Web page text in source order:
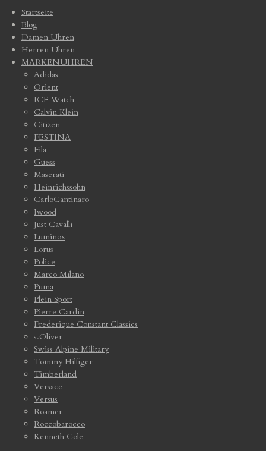
Startseite
Blog
Damen Uhren
Herren Uhren
MARKENUHREN
Adidas
Orient
ICE Watch
Calvin Klein
Citizen
FESTINA
Fila
Guess
Maserati
Heinrichssohn
CarloCantinaro
Iwood
Just Cavalli
Luminox
Lorus
Police
Marco Milano
Puma
Plein Sport
Pierre Cardin
Frederique Constant Classics
s.Oliver
Swiss Alpine Military
Tommy Hilfiger
Timberland
Versace
Versus
Roamer
Roccobarocco
Kenneth Cole